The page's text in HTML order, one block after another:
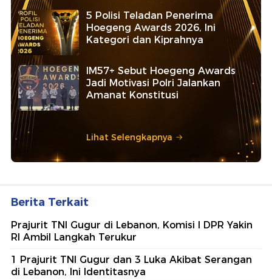
5 Polisi Teladan Penerima
Hoegeng Awards 2026, Ini
Kategori dan Kiprahnya
IM57+ Sebut Hoegeng Awards
Jadi Motivasi Polri Jalankan
Amanat Konstitusi
Lihat Selengkapnya
Berita Terkait
Prajurit TNI Gugur di Lebanon, Komisi I DPR Yakin
RI Ambil Langkah Terukur
1 Prajurit TNI Gugur dan 3 Luka Akibat Serangan
di Lebanon, Ini Identitasnya